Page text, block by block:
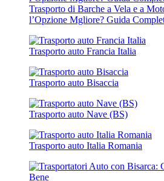
Trasporto di Barche a Vela e a
l’Opzione Mgliore? Guida
Trasporto auto Francia Italia
Trasporto auto Bisaccia
Trasporto auto Nave (BS)
Trasporto auto Italia Romania